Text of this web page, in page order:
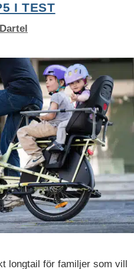
I TEST
longtail för familjer som vill